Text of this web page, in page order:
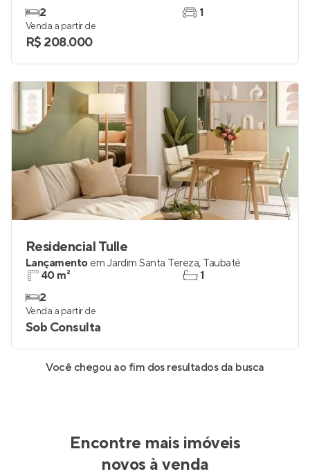
2
1
Venda a partir de
R$ 208.000
Residencial Tulle
Lançamento em Jardim Santa Tereza, Taubaté
40 m²
2
1
Venda a partir de
Sob Consulta
Você chegou ao fim dos resultados da busca
Encontre mais imóveis
novos à venda